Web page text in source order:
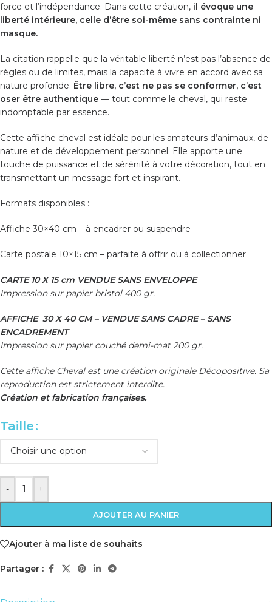
force et l’indépendance. Dans cette création, il évoque une
liberté intérieure, celle d’être soi-même sans contrainte ni
masque.
La citation rappelle que la véritable liberté n’est pas l’absence de
règles ou de limites, mais la capacité à vivre en accord avec sa
nature profonde. Être libre, c’est ne pas se conformer, c’est
oser être authentique — tout comme le cheval, qui reste
indomptable par essence.
Cette affiche cheval est idéale pour les amateurs d’animaux, de
nature et de développement personnel. Elle apporte une
touche de puissance et de sérénité à votre décoration, tout en
transmettant un message fort et inspirant.
Formats disponibles :
Affiche 30×40 cm – à encadrer ou suspendre
Carte postale 10×15 cm – parfaite à offrir ou à collectionner
CARTE 10 X 15 cm VENDUE SANS ENVELOPPE
Impression sur papier bristol 400 gr.
AFFICHE 30 X 40 CM – VENDUE SANS CADRE – SANS
ENCADREMENT
Impression sur papier couché demi-mat 200 gr.
Cette affiche Cheval est une création originale Décopositive. Sa
reproduction est strictement interdite.
Création et fabrication françaises.
Taille
- +
AJOUTER AU PANIER
Ajouter à ma liste de souhaits
Partager :